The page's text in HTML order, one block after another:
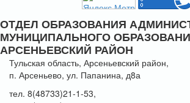
ОТДЕЛ ОБРАЗОВАНИЯ
МУНИЦИПАЛЬНОГО
АРСЕНЬЕВСКИЙ РАЙОН
Тульская область, Арсеньевский район,
п. Арсеньево, ул. Папанина, д8а
тел. 8(48733)21-1-53,